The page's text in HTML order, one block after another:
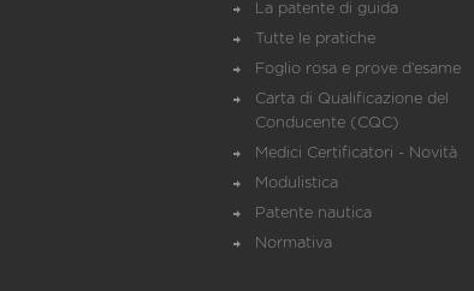
La patente di guida
Tutte le pratiche
Foglio rosa e prove d’esame
Carta di Qualificazione del
Conducente (CQC)
Medici Certificatori - Novità
Modulistica
Patente nautica
Normativa